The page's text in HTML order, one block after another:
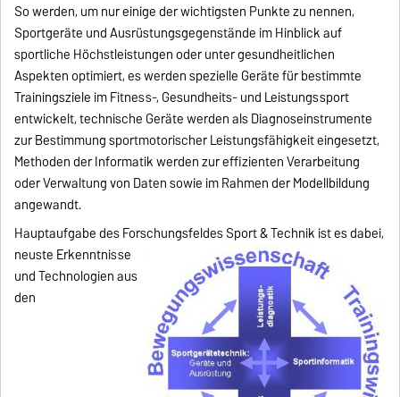
So werden, um nur einige der wichtigsten Punkte zu nennen,
Sportgeräte und Ausrüstungsgegenstände im Hinblick auf
sportliche Höchstleistungen oder unter gesundheitlichen
Aspekten optimiert, es werden spezielle Geräte für bestimmte
Trainingsziele im Fitness-, Gesundheits- und Leistungssport
entwickelt, technische Geräte werden als Diagnoseinstrumente
zur Bestimmung sportmotorischer Leistungsfähigkeit eingesetzt,
Methoden der Informatik werden zur effizienten Verarbeitung
oder Verwaltung von Daten sowie im Rahmen der Modellbildung
angewandt.
Hauptaufgabe des Forschungsfeldes Sport &Technik ist es dabei,
neuste Erkenntnisse
und Technologien aus
den